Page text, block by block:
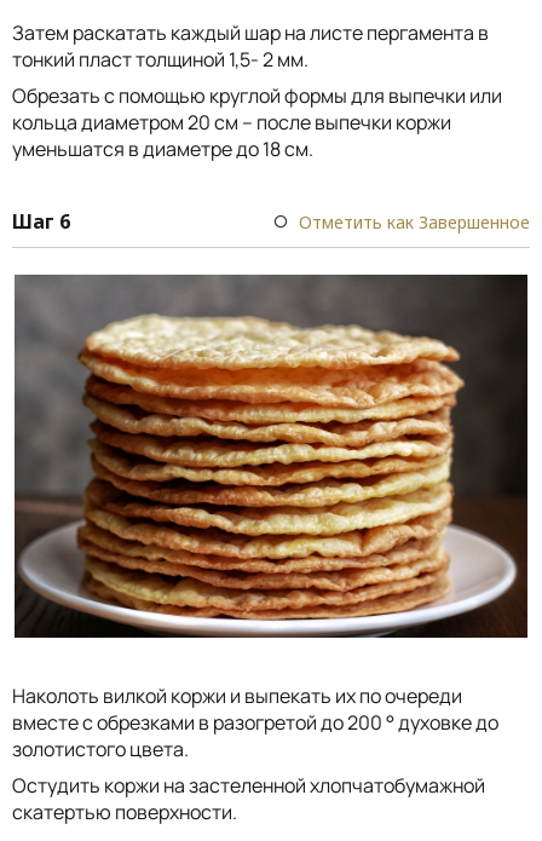
Затем раскатать каждый шар на листе пергамента в
тонкий пласт толщиной 1,5- 2 мм.
Обрезать с помощью круглой формы для выпечки или
кольца диаметром 20 см – после выпечки коржи
уменьшатся в диаметре до 18 см.
Шаг 6 Отметить как Завершенное
Наколоть вилкой коржи и выпекать их по очереди
вместе с обрезками в разогретой до 200 ° духовке до
золотистого цвета.
Остудить коржи на застеленной хлопчатобумажной
скатертью поверхности.